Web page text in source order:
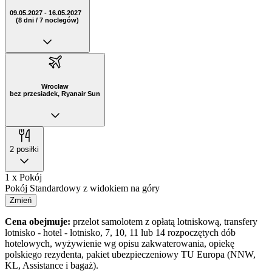
09.05.2027 - 16.05.2027
(8 dni / 7 noclegów)
Wrocław
bez przesiadek, Ryanair Sun
2 posiłki
1 x Pokój
Pokój Standardowy z widokiem na góry
Zmień
Cena obejmuje: przelot samolotem z opłatą lotniskową, transfery
lotnisko - hotel - lotnisko, 7, 10, 11 lub 14 rozpoczętych dób
hotelowych, wyżywienie wg opisu zakwaterowania, opiekę
polskiego rezydenta, pakiet ubezpieczeniowy TU Europa (NNW,
KL, Assistance i bagaż).